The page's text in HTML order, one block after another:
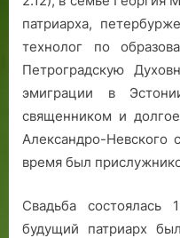
патриарха,
технолог по
Петроградскую
эмиграции в
священником и
Александро-Невского
время был
Свадьба состоялась
будущий патриарх